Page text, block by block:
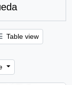
Table view